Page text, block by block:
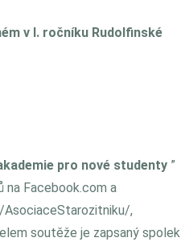
v I. ročníku Rudolfinské
pro nové studenty ”
na Facebook.com a
AsociaceStarozitniku/,
soutěže je zapsaný spolek